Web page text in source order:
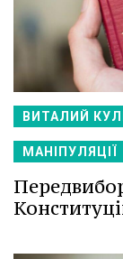
ВИТАЛИЙ
МАНІПУЛЯЦІЇ